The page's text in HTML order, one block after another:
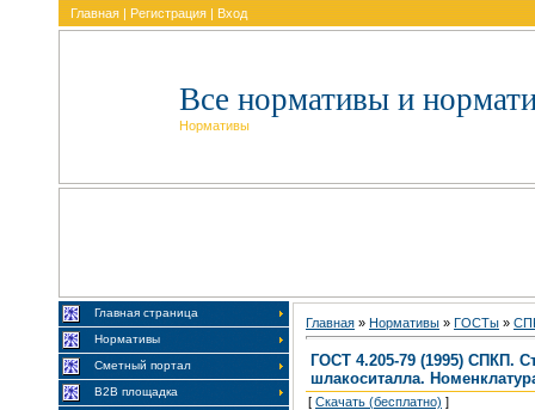
Главная | Регистрация | Вход
Все нормативы и
Нормативы
Главная страница
Нормативы
Сметный портал
В2В площадка
Главная » Нормативы » ГOCTы »
ГОСТ 4.205-79 (1995) СПКП.
шлакоситалла.
[ Скачать (бесплатно) ]